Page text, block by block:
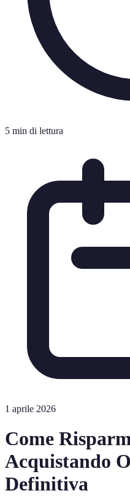
5 min di lettura
1 aprile 2026
Come
Acquistando
Definitiva